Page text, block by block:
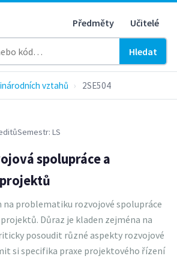
Předměty Učitelé
Hledat
vztahů › 2SE504
Semestr: LS
spolupráce a
na problematiku rozvojové spolupráce
Důraz je kladen zejména na
posoudit různé aspekty rozvojové
si specifika praxe projektového řízení